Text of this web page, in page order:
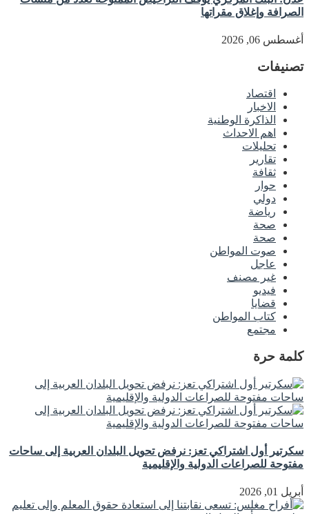
الصرافة وإغلاق مقراتها
أغسطس 06, 2026
تصنيفات
اقتصاد
الاخبار
الذاكرة الوطنية
اهم الاحداث
تحليلات
تقارير
ثقافة
حوار
دولي
رياضة
صحة
صحة
صوت المواطن
عاجل
غير مصنف
فيديو
قضايا
كتاب المواطن
مجتمع
كلمة حرة
سكرتير أول اشتراكي تعز: نرفض تحويل البلدان العربية إلى ساحات
مفتوحة للصراعات الدولية والإقليمية
أبريل 01, 2026